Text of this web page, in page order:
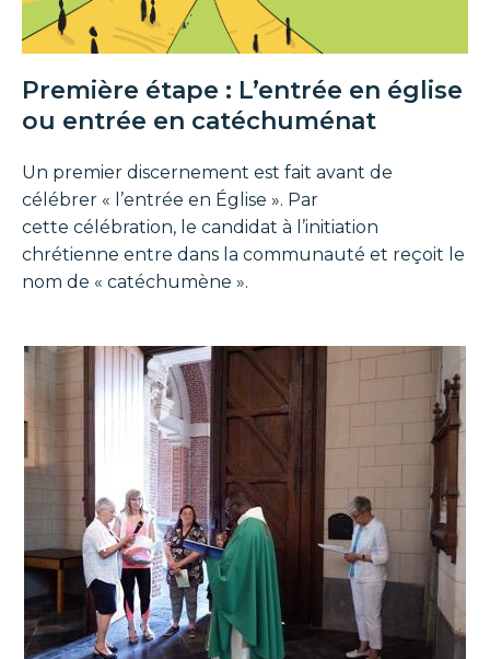
Première étape : L’entrée en église
ou entrée en catéchuménat
Un premier discernement est fait avant de
célébrer « l’entrée en Église ». Par
cette célébration, le candidat à l’initiation
chrétienne entre dans la communauté et reçoit le
nom de « catéchumène ».